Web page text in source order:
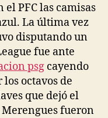
el PFC las camisas
La última vez
disputando un
fue ante
psg cayendo
octavos de
que dejó el
fueron